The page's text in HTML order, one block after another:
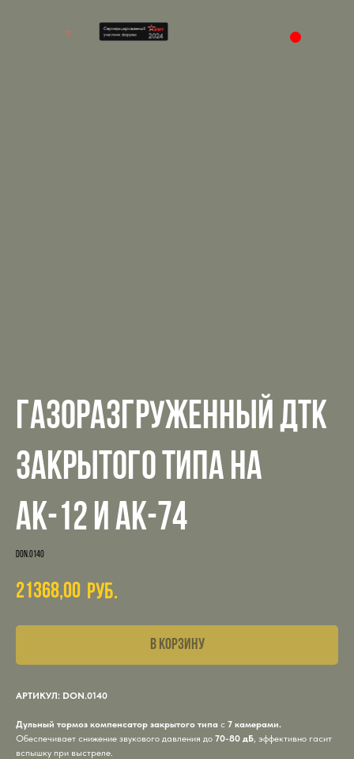
Газоразгруженный ДТК
закрытого типа на
АК-12 и АК-74
DON.0140
21368,00 руб.
В КОРЗИНУ
АРТИКУЛ: DON.0140
Дульный тормоз компенсатор закрытого типа с 7 камерами.
Обеспечивает снижение звукового давления до 70-80 дБ , эффективно гасит
вспышку при выстреле.